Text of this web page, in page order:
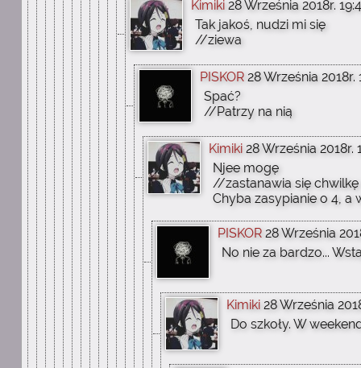
Kimiki 28 Września 2018r.
Tak jakoś, nudzi mi się
//ziewa
PISKOR 28 Września 2018r.
Spać?
//Patrzy na nią
Kimiki 28 Września 2018r.
Njee mogę
//zastanawia się chwilkę
Chyba zasypianie o 4, a
PISKOR 28 Września
No nie za bardzo...
Kimiki 28 Września
Do szkoły. W